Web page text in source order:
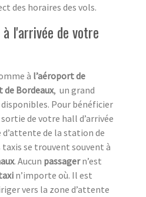
des horaires des vols.
l'arrivée de votre
à l’aéroport de
de Bordeaux, un grand
Pour bénéficier
de votre hall d’arrivée
de la station de
taxis se trouvent souvent à
. Aucun passagern’est
n’importe où. Il est
vers la zone d’attente